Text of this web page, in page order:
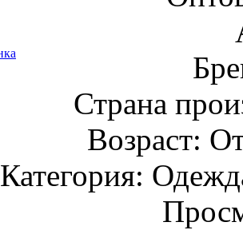
Страна
Возраст:
Категория: